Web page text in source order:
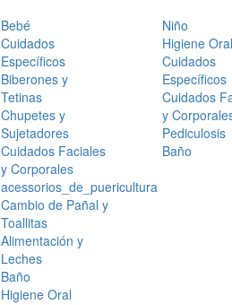
Bebé
Cuidados
Específicos
Biberones y
Tetinas
Chupetes y
Sujetadores
Cuidados Faciales
y Corporales
acessorios_de_puericultura
Cambio de Pañal y
Toallitas
Alimentación y
Leches
Baño
Higiene Oral
Niño
Higiene Oral
Cuidados
Específicos
Cuidados
y
Pediculosis
Baño